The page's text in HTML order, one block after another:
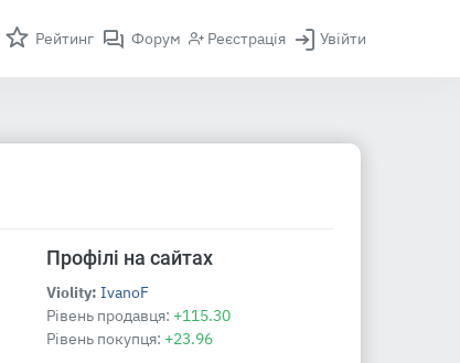
Рейтинг Форум Реєстрація Увійти
Профілі на сайтах
Violity: IvanoF
Рівень продавця: +115.30
Рівень покупця: +23.96